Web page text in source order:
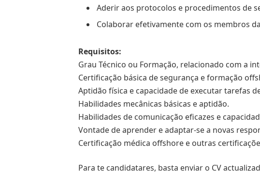
Aderir aos protocolos e procedimentos de
Colaborar efetivamente com os membros
Requisitos:
Grau Técnico ou Formação, relacionado com a
Certificação básica de segurança e formação
Aptidão física e capacidade de executar tarefas
Habilidades mecânicas básicas e aptidão.
Habilidades de comunicação eficazes e
Vontade de aprender e adaptar-se a novas
Certificação médica offshore e outras
Para te candidatares, basta enviar o CV